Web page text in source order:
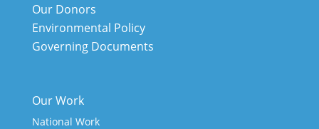
Our Donors
Environmental Policy
Governing Documents
Our Work
National Work